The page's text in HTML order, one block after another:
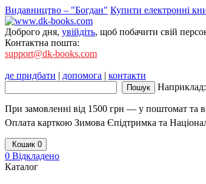
Видавництво – "Богдан" Купити електронні
Доброго дня, увійдіть, щоб побачити свій
Контактна пошта:
support@dk-books.com
де придбати | допомога | контакти
Наприклад:
При замовленні від 1500 грн — у поштомат та
Оплата карткою Зимова Єпідтримка та
Кошик 0
0 Відкладено
Каталог